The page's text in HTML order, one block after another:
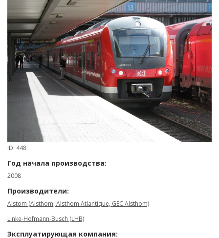
ID: 448
Год начала производства:
2008
Производители:
Alstom (Alsthom, Alsthom Atlantique, GEC Alsthom)
Linke-Hofmann-Busch (LHB)
Эксплуатирующая компания: